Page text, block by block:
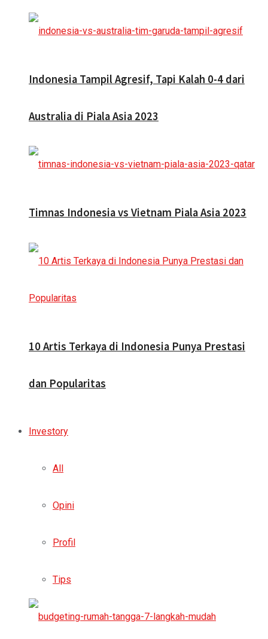
Indonesia Tampil Agresif, Tapi Kalah 0-4 dari
Australia di Piala Asia 2023
Timnas Indonesia vs Vietnam Piala Asia 2023
10 Artis Terkaya di Indonesia Punya Prestasi
dan Popularitas
Investory
All
Opini
Profil
Tips